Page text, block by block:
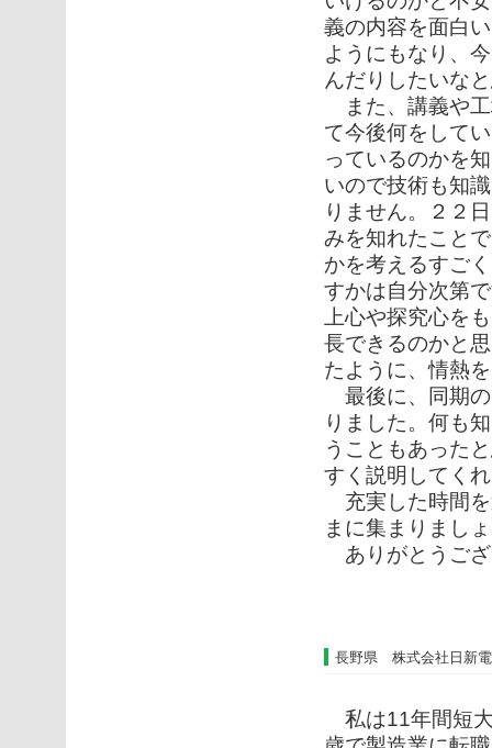
義の内容を面白
ようにもなり、
んだりしたいな
また、講義や工
て今後何をして
っているのかを
いので技術も知
りません。２２
みを知れたこと
かを考えるすご
すかは自分次第
上心や探究心を
長できるのかと
たように、情熱
最後に、同期の
りました。何も
うこともあった
すく説明してく
充実した時間を
まに集まりまし
ありがとうご
長野県 株式会社日新
私は11年間短